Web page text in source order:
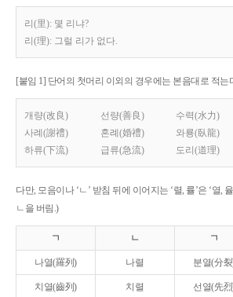
리(里): 몇 리냐?
리(理): 그럴 리가 없다.
[붙임 1] 단어의 첫머리 이외의 경우에는 본음대로 적는
개량(改良) 선량(善良) 수력(水力)
사례(謝禮)
혼례(婚禮) 와룡(臥龍)
하류(下流)
급류(急流) 도리(道理)
다만, 모음이나 ‘ㄴ’ 받침 뒤에 이어지는 ‘렬, 률’은 ‘열,
ㄴ을 버림.)
ㄱ ㄴ ㄱ
나열(羅列) 나렬 분열(分
치열(齒列) 치렬 선열(先